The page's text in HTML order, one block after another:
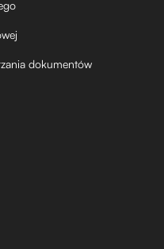
dokumentów